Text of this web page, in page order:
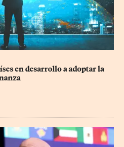
en desarrollo a adoptar la